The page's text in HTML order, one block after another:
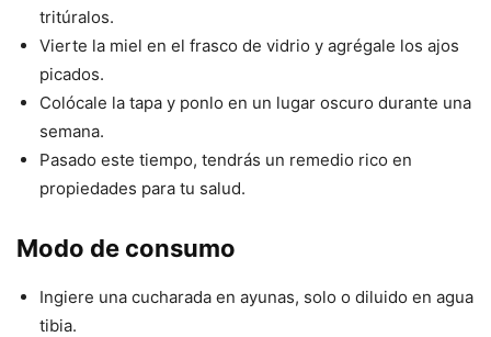
tritúralos.
Vierte la miel en el frasco de vidrio y agrégale los ajos
picados.
Colócale la tapa y ponlo en un lugar oscuro durante una
semana.
Pasado este tiempo, tendrás un remedio rico en
propiedades para tu salud.
Modo de consumo
Ingiere una cucharada en ayunas, solo o diluido en agua
tibia.